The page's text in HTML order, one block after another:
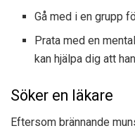
Gå med i en grupp
Prata med en
kan hjälpa dig att
Söker en läkare
Eftersom brännande